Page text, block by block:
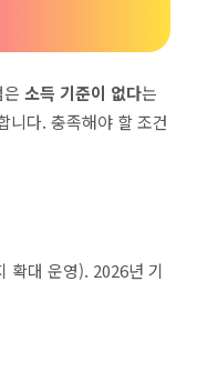
소득 기준이 없다는
니다. 충족해야 할 조건
확대 운영). 2026년 기